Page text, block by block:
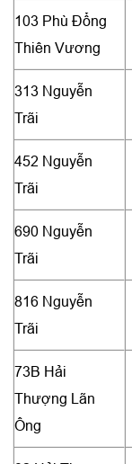
103 Phù Đổng
Thiên Vương
313 Nguyễn
Trãi
452 Nguyễn
Trãi
690 Nguyễn
Trãi
816 Nguyễn
Trãi
73B Hải
Thượng Lãn
Ông